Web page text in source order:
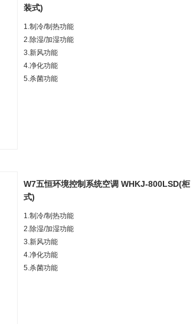
装式)
1.制冷/制热功能
2.除湿/加湿功能
3.新风功能
4.净化功能
5.杀菌功能
W7五恒环境控制系统空调 WHKJ-800LSD(柜
式)
1.制冷/制热功能
2.除湿/加湿功能
3.新风功能
4.净化功能
5.杀菌功能